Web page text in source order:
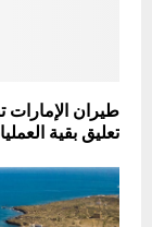
طيران الإمارات
تعليق بقية